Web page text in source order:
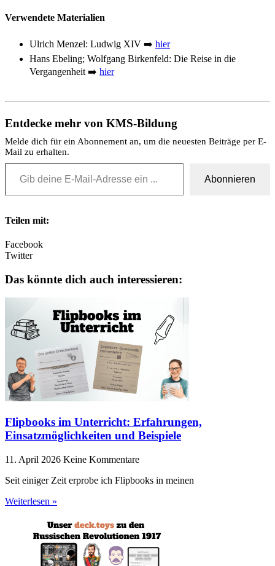
Verwendete Materialien
Ulrich Menzel: Ludwig XIV ➡️ hier
Hans Ebeling; Wolfgang Birkenfeld: Die Reise in die
Vergangenheit ➡️ hier
Entdecke mehr von KMS-Bildung
Melde dich für ein Abonnement an, um die neuesten Beiträge per E-
Mail zu erhalten.
Gib deine E-Mail-Adresse ein ...
Abonnieren
Teilen mit:
Facebook
Twitter
Das könnte dich auch interessieren:
Flipbooks im Unterricht: Erfahrungen,
Einsatzmöglichkeiten und Beispiele
11. April 2026 Keine Kommentare
Seit einiger Zeit erprobe ich Flipbooks in meinen
Weiterlesen »